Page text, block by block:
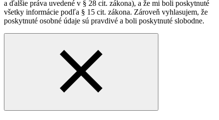
a ďalšie práva uvedené v § 28 cit. zákona), a že mi boli poskytnuté
všetky informácie podľa § 15 cit. zákona. Zároveň vyhlasujem, že
poskytnuté osobné údaje sú pravdivé a boli poskytnuté slobodne.